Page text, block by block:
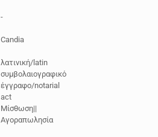
-
Candia
λατινική/latin
συμβολαιογραφικό
έγγραφο/notarial
act
Μίσθωση||
Αγοραπωλησία